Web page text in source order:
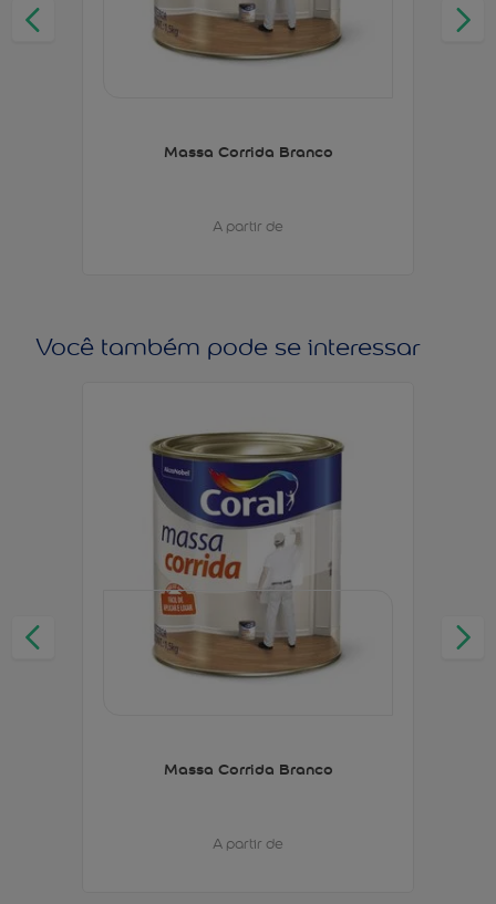
Massa Corrida Branco
A partir de
Você também pode se interessar
Massa Corrida Branco
A partir de